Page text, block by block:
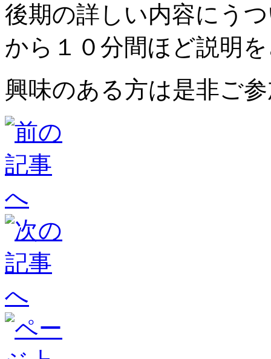
後期の詳しい内容にう
から１０分間ほど説明
興味のある方は是非ご